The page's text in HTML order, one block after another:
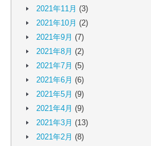
2021年11月 (3)
2021年10月 (2)
2021年9月 (7)
2021年8月 (2)
2021年7月 (5)
2021年6月 (6)
2021年5月 (9)
2021年4月 (9)
2021年3月 (13)
2021年2月 (8)